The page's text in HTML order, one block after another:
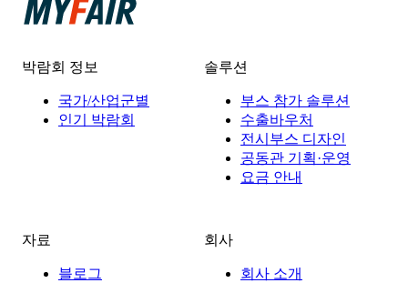
박람회 정보
국가/산업군별
인기 박람회
솔루션
부스 참가 솔루션
수출바우처
전시부스 디자인
공동관 기획·운영
요금 안내
자료
블로그
회사
회사 소개